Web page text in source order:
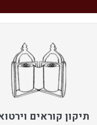
תיקון קוראים